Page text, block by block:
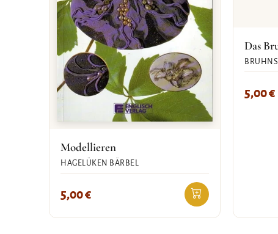
Modellieren
HAGELÜKEN BÄRBEL
5,00€
Das
5,00€